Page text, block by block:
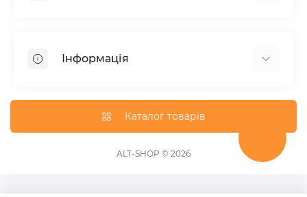
Відпочинок, туризм
Товари для автомобілів
Інформація
Умови повернення
Зворотній зв'язок
Каталог товарів
ALT-SHOP © 2026